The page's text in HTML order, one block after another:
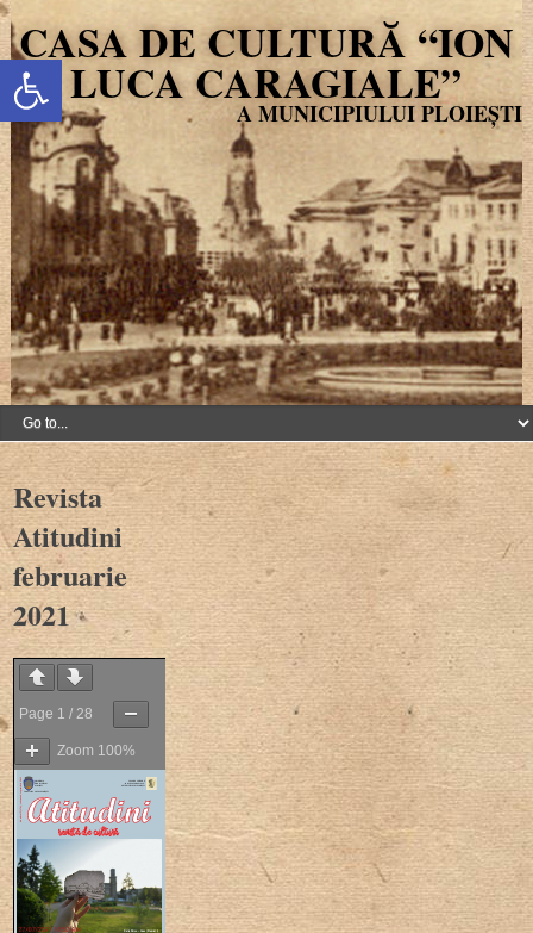
Deschide bara de unelte
CASA DE CULTURĂ “ION
LUCA CARAGIALE”
Revista
Atitudini
februarie
2021
Page 1 /28
Zoom 100%